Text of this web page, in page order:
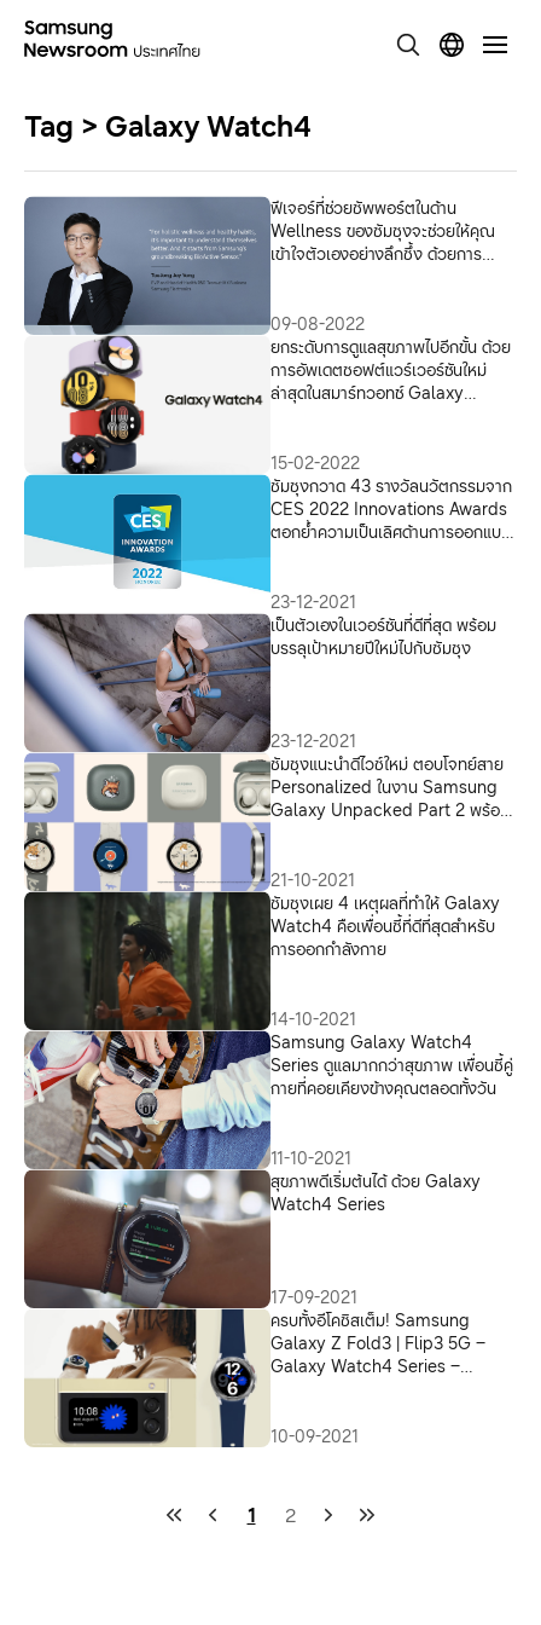
Tag > Galaxy Watch4
ฟีเจอร์ที่ช่วยซัพพอร์ตในด้าน
Wellness ของซัมซุงจะช่วยให้คุณ
เข้าใจตัวเองอย่างลึกซึ้ง ด้วยการ
09-08-2022
ยกระดับการดูแลสุขภาพไปอีกขั้น ด้วย
การอัพเดตซอฟต์แวร์เวอร์ชันใหม่
ล่าสุดในสมาร์ทวอทช์ Galaxy
15-02-2022
ซัมซุงกวาด 43 รางวัลนวัตกรรมจาก
CES 2022 Innovations Awards
ตอกย้ำความเป็นเลิศด้านการออกแบบ
23-12-2021
เป็นตัวเองในเวอร์ชันที่ดีที่สุด พร้อม
บรรลุเป้าหมายปีใหม่ไปกับซัมซุง
23-12-2021
ซัมซุงแนะนำดีไวซ์ใหม่ ตอบโจทย์สาย
Personalized ในงาน Samsung
Galaxy Unpacked Part 2 พร้อม
Buds2 Maison Kitsuné Edition
ในไทยแล้ววันนี้!
21-10-2021
ซัมซุงเผย 4 เหตุผลที่ทำให้ Galaxy
Watch4 คือเพื่อนซี้ที่ดีที่สุดสำหรับ
การออกกำลังกาย
14-10-2021
Samsung Galaxy Watch4
Series ดูแลมากกว่าสุขภาพ เพื่อนซี้คู่
กายที่คอยเคียงข้างคุณตลอดทั้งวัน
11-10-2021
สุขภาพดีเริ่มต้นได้ ด้วย Galaxy
Watch4 Series
17-09-2021
ครบทั้งอีโคซิสเต็ม! Samsung
Galaxy Z Fold3 | Flip3 5G –
Galaxy Watch4 Series –
10-09-2021
1 2